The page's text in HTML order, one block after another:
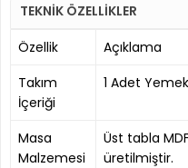
TEKNİK ÖZELLİKLER
Özellik
Açıklama
Takım
İçeriği
1 Adet
Masa
Malzemesi
Üst tabla
üretilmiştir.